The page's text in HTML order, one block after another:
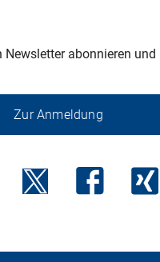
abonnieren und
Zur Anmeldung